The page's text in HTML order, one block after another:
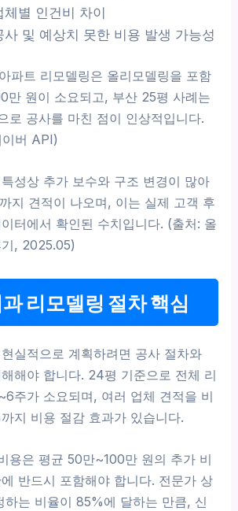
체별 인건비 차이
사 및 예상치 못한 비용 발생 가능성
파트 리모델링은 올리모델링을 포함
만 원이 소요되고, 부산 25평 사례는
로 공사를 마친 점이 인상적입니다.
버 API)
성상 추가 보수와 구조 변경이 많아
지 견적이 나오며, 이는 실제 고객 후
터에서 확인된 수치입니다. (출처: 올
, 2025.05)
리모델링 절차 핵심
실적으로 계획하려면 공사 절차와
해야 합니다. 24평 기준으로 전체 리
주가 소요되며, 여러 업체 견적을 비
지 비용 절감 효과가 있습니다.
용은 평균 50만~100만 원의 추가 비
반드시 포함해야 합니다. 전문가 상
하는 비율이 85%에 달하는 만큼, 신